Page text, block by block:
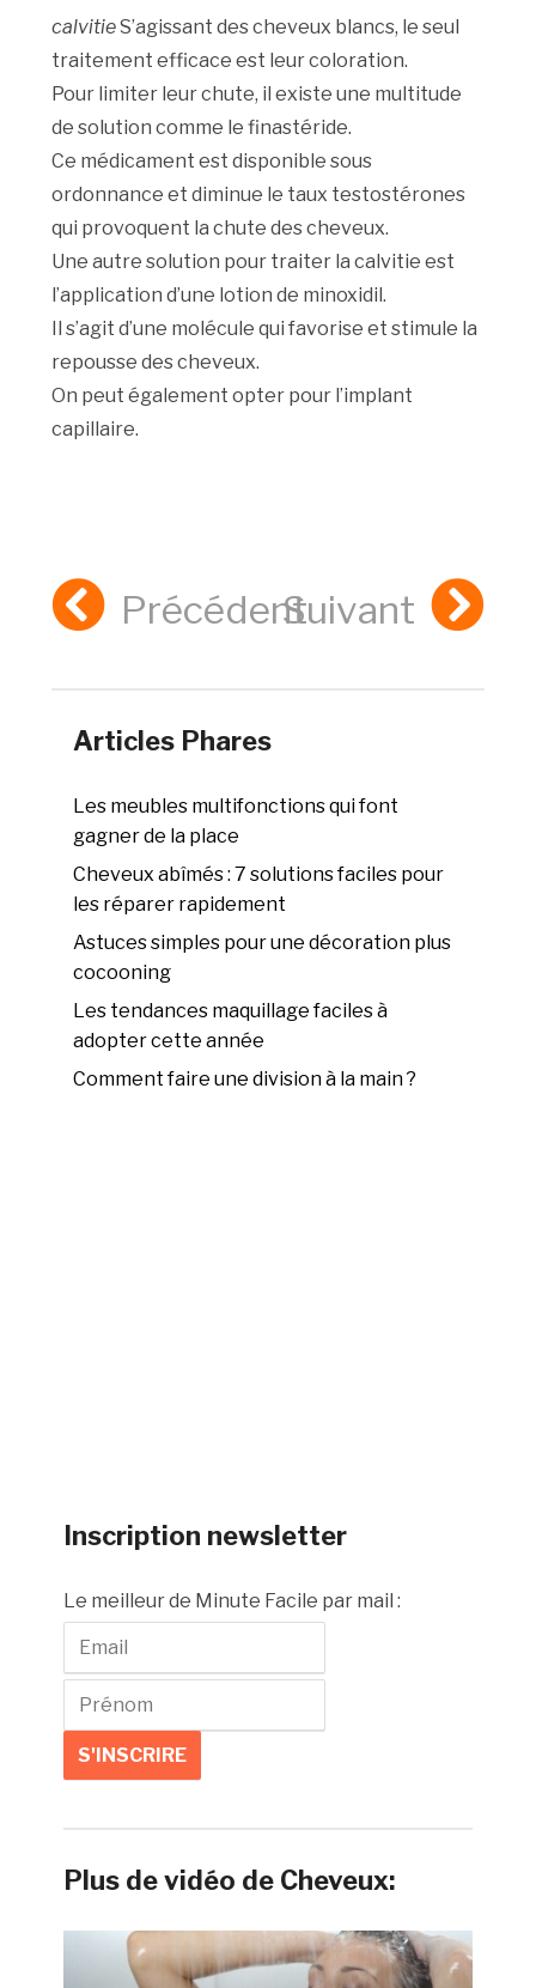
calvitieS’agissant des cheveux blancs, le seul
traitement efficace est leur coloration.
Pour limiter leur chute, il existe une multitude
de solution comme le finastéride.
Ce médicament est disponible sous
ordonnance et diminue le taux testostérones
qui provoquent la chute des cheveux.
Une autre solution pour traiter la calvitie est
l’application d’une lotion de minoxidil.
Il s’agit d’une molécule qui favorise et stimule la
repousse des cheveux.
On peut également opter pour l’implant
capillaire.
PrécédentSuivant
Articles Phares
Les meubles multifonctions qui font
gagner de la place
Cheveux abîmés : 7 solutions faciles pour
les réparer rapidement
Astuces simples pour une décoration plus
cocooning
Les tendances maquillage faciles à
adopter cette année
Comment faire une division à la main ?
Inscription newsletter
Le meilleur de Minute Facile par mail :
Plus de vidéo de Cheveux: